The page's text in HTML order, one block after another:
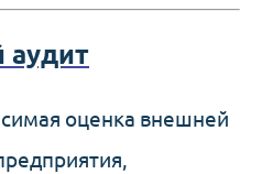
аудит
оценка внешней